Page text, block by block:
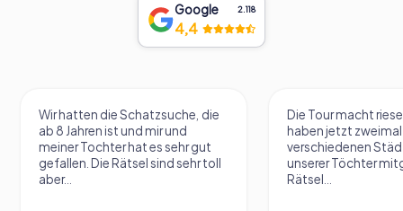
Google 2.118
4,4
Wir hatten die Schatzsuche, die
ab 8 Jahren ist und mir und
meiner Tochter hat es sehr gut
gefallen. Die Rätsel sind sehr toll
aber...
Die Tour macht
haben jetzt zweimal
verschiedenen
unserer Töchter
Rätsel...